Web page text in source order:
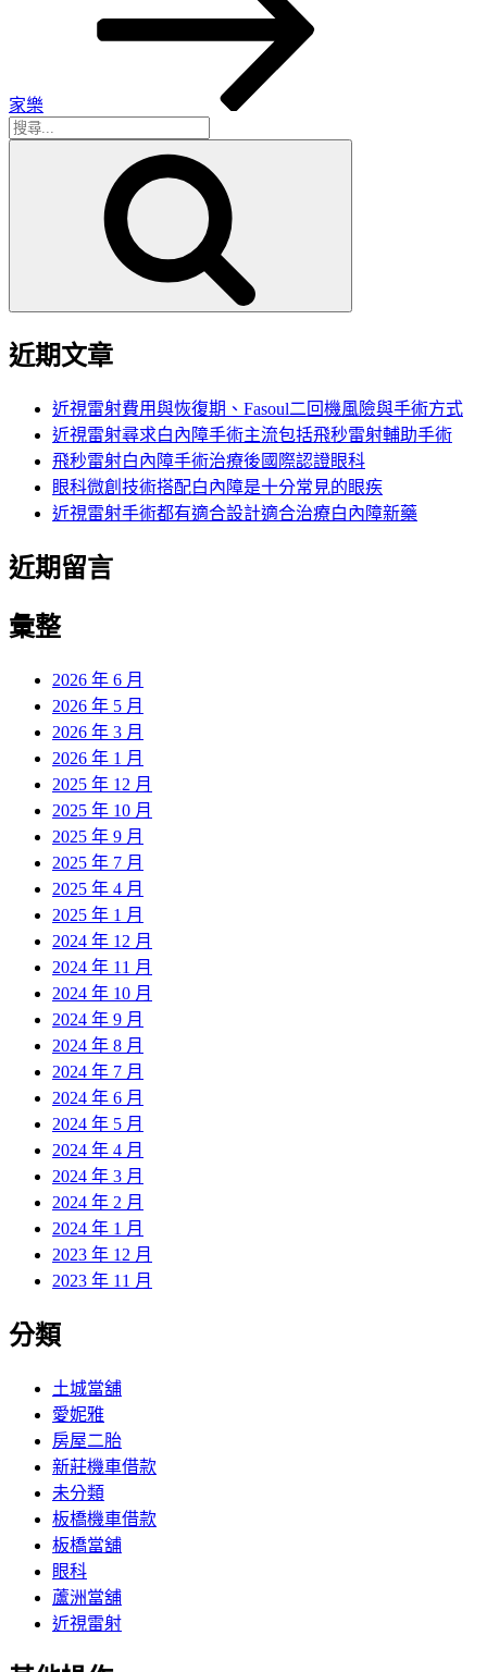
家樂
搜
近期文章
近視雷射費用與恢復期、Fasoul二回機風險與手術方式
近視雷射尋求白內障手術主流包括飛秒雷射輔助手術
飛秒雷射白內障手術治療後國際認證眼科
眼科微創技術搭配白內障是十分常見的眼疾
近視雷射手術都有適合設計適合治療白內障新藥
近期留言
彙整
2026 年 6 月
2026 年 5 月
2026 年 3 月
2026 年 1 月
2025 年 12 月
2025 年 10 月
2025 年 9 月
2025 年 7 月
2025 年 4 月
2025 年 1 月
2024 年 12 月
2024 年 11 月
2024 年 10 月
2024 年 9 月
2024 年 8 月
2024 年 7 月
2024 年 6 月
2024 年 5 月
2024 年 4 月
2024 年 3 月
2024 年 2 月
2024 年 1 月
2023 年 12 月
2023 年 11 月
分類
土城當舖
愛妮雅
房屋二胎
新莊機車借款
未分類
板橋機車借款
板橋當舖
眼科
蘆洲當舖
近視雷射